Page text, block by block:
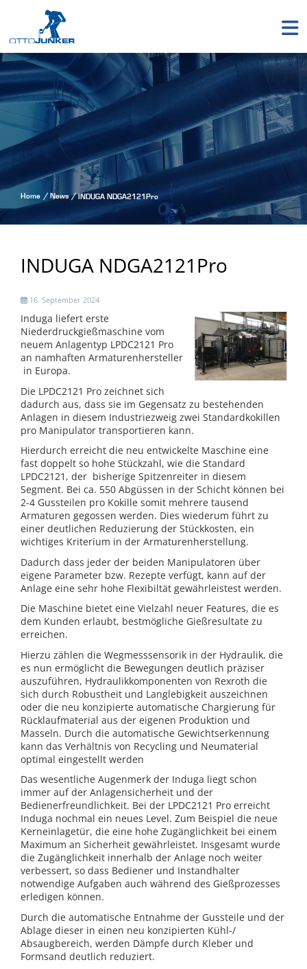
Home News INDUGA NDGA2121Pro
INDUGA NDGA2121Pro
16. September 2024
Induga liefert erste
Niederdruckgießmaschine vom
neuem Anlagentyp LPDC2121 Pro
an namhaften Armaturenhersteller
in Europa.
Die LPDC2121 Pro zeichnet sich
dadurch aus, dass sie im Gegensatz zu bestehenden
Anlagen in diesem Industriezweig zwei Standardkokillen
pro Manipulator transportieren kann.
Hierdurch erreicht die neu entwickelte Maschine eine
fast doppelt so hohe Stückzahl, wie die Standard
LPDC2121, der bisherige Spitzenreiter in diesem
Segment. Bei ca. 550 Abgüssen in der Schicht können bei
2-4 Gussteilen pro Kokille somit mehrere tausend
Armaturen gegossen werden. Dies wiederum führt zu
einer deutlichen Reduzierung der Stückkosten, ein
wichtiges Kriterium in der Armaturenherstellung.
Dadurch dass jeder der beiden Manipulatoren über
eigene Parameter bzw. Rezepte verfügt, kann auf der
Anlage eine sehr hohe Flexibiltät gewährleistest werden.
Die Maschine bietet eine Vielzahl neuer Features, die es
dem Kunden erlaubt, bestmögliche Gießresultate zu
erreichen.
Hierzu zählen die Wegmesssensorik in der Hydraulik, die
es nun ermöglicht die Bewegungen deutlich präziser
auszuführen, Hydraulikkomponenten von Rexroth die
sich durch Robustheit und Langlebigkeit auszeichnen
oder die neu konzipierte automatische Chargierung für
Rücklaufmaterial aus der eigenen Produktion und
Masseln. Durch die automatische Gewichtserkennung
kann das Verhältnis von Recycling und Neumaterial
optimal eingestellt werden
Das wesentliche Augenmerk der Induga liegt schon
immer auf der Anlagensicherheit und der
Bedienerfreundlichkeit. Bei der LPDC2121 Pro erreicht
Induga nochmal ein neues Level. Zum Beispiel die neue
Kerneinlagetür, die eine hohe Zugänglichkeit bei einem
Maximum an Sicherheit gewährleistet. Insgesamt wurde
die Zugänglichkeit innerhalb der Anlage noch weiter
verbessert, so dass Bediener und Instandhalter
notwendige Aufgaben auch während des Gießprozesses
erledigen können.
Durch die automatische Entnahme der Gussteile und der
Ablage dieser in einen neu konzipierten Kühl-/
Absaugbereich, werden Dämpfe durch Kleber und
Formsand deutlich reduziert.